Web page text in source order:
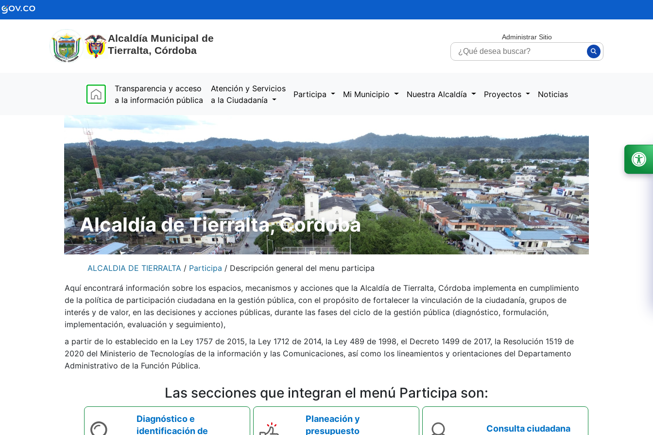
Alcaldía Municipal de
Tierralta, Córdoba
Administrar Sitio
(current)
Transparencia y acceso
a la información pública
Atención y Servicios
a la Ciudadanía
Participa Mi Municipio Nuestra Alcaldía Proyectos Noticias
Alcaldía de Tierralta, Cordoba
ALCALDIA DE TIERRALTA / Participa / Descripción general del menu participa
Aquí encontrará información sobre los espacios, mecanismos y acciones que la Alcaldía de Tierralta, Córdoba implementa en cumplimiento
de la política de participación ciudadana en la gestión pública, con el propósito de fo​rtalecer la vinculación de la ciudadanía, grupos de
interés y de valor, en las decisione​​s y acciones públicas, durante las fases del ciclo de la gestión pública (diagnóstico, formulación,
implementación, evaluación y seguimiento),​
a partir de lo establecido en la Ley 1757 de 2015, la Ley 1712 de 2014, la Ley 489 de 1998, el Decreto 1499 de 2017, la Resolución 1519 de
2020 del Ministerio de Tecnologías de la información y las Comunicaciones, así como los lineamientos y orientaciones del Departamento
Administrativo de la Función Pública.​
Las secciones que integran el menú Participa son:
Diagnóstico e
identificación de
Planeación y
presupuesto
Consulta ciudadana